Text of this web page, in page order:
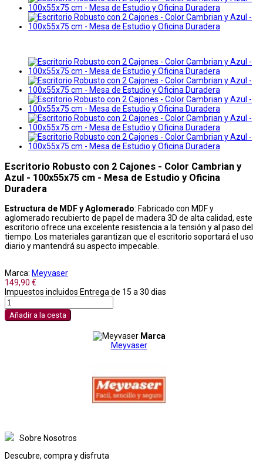
Escritorio Robusto con 2 Cajones - Color Cambrian y
Azul - 100x55x75 cm - Mesa de Estudio y Oficina
Duradera
Estructura de MDF y Aglomerado: Fabricado con MDF y
aglomerado recubierto de papel de madera 3D de alta calidad, este
escritorio ofrece una excelente resistencia a la tensión y al paso del
tiempo. Los materiales garantizan que el escritorio soportará el uso
diario y mantendrá su aspecto impecable.
Marca: Meyvaser
149,90 €
Impuestos incluidos Entrega de 15 a 30 dias
Añadir a la cesta
Marca
Meyvaser
Sobre Nosotros
Descubre, compra y disfruta